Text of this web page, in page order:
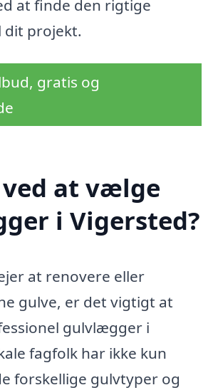
at finde den rigtige
projekt.
gratis og
ved at vælge
i Vigersted?
at renovere eller
gulve, er det vigtigt at
gulvlægger i
fagfolk har ikke kun
forskellige gulvtyper og